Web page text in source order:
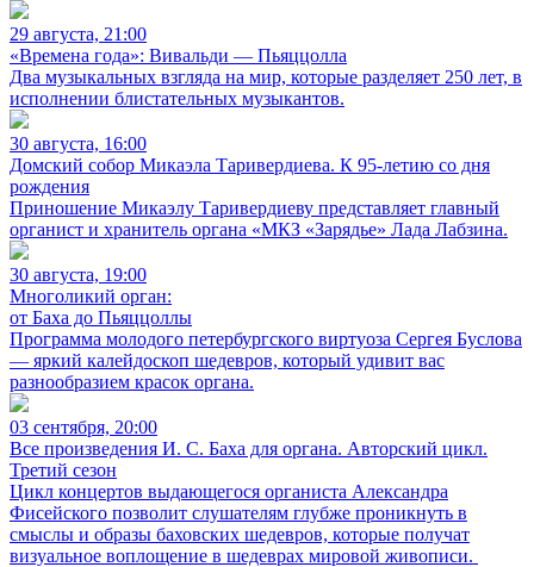
29 августа, 21:00
«Времена года»: Вивальди — Пьяццолла
Два музыкальных взгляда на мир, которые разделяет 250 лет, в
исполнении блистательных музыкантов.
30 августа, 16:00
Домский собор Микаэла Таривердиева. К 95-летию со дня
рождения
Приношение Микаэлу Таривердиеву представляет главный
органист и хранитель органа «МКЗ «Зарядье» Лада Лабзина.
30 августа, 19:00
Многоликий орган:
от Баха до Пьяццоллы
Программа молодого петербургского виртуоза Сергея Буслова
— яркий калейдоскоп шедевров, который удивит вас
разнообразием красок органа.
03 сентября, 20:00
Все произведения И. С. Баха для органа. Авторский цикл.
Третий сезон
Цикл концертов выдающегося органиста Александра
Фисейского позволит слушателям глубже проникнуть в
смыслы и образы баховских шедевров, которые получат
визуальное воплощение в шедеврах мировой живописи.